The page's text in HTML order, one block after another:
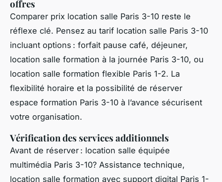
offres
Comparer prix location salle Paris 3-10 reste le
réflexe clé. Pensez au tarif location salle Paris 3-10
incluant options : forfait pause café, déjeuner,
location salle formation à la journée Paris 3-10, ou
location salle formation flexible Paris 1-2. La
flexibilité horaire et la possibilité de réserver
espace formation Paris 3-10 à l’avance sécurisent
votre organisation.
Vérification des services additionnels
Avant de réserver : location salle équipée
multimédia Paris 3-10? Assistance technique,
location salle formation avec support digital Paris 1-